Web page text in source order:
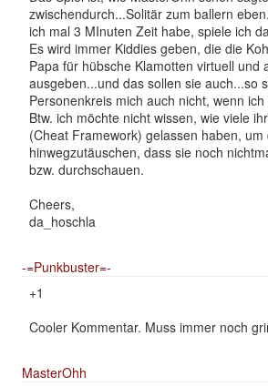
zwischendurch...Solitär zum ballern
ich mal 3 MInuten Zeit habe, spiele ich
Es wird immer Kiddies geben, die die
Papa für hübsche Klamotten virtuell und
ausgeben...und das sollen sie auch...so
Personenkreis mich auch nicht, wenn
Btw. ich möchte nicht wissen, wie viele
(Cheat Framework) gelassen haben, um
hinwegzutäuschen, dass sie noch
bzw. durchschauen.
Cheers,
da_hoschla
-=Punkbuster=-
+1
Cooler Kommentar. Muss immer noch
MasterOhh